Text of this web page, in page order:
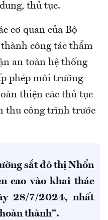
thủ tục.
cơ quan của Bộ
công tác thẩm
an toàn hệ thống
phép môi trường
thiện các thủ tục
thu công trình trước
sắt đô thị Nhổn
cao vào khai thác
28/7/2024, nhất
thành".